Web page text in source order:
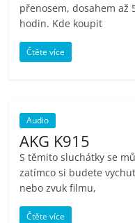
přenosem, dosahem až
hodin. Kde koupit
Čtěte více
Audio
AKG K915
S těmito sluchátky se
zatímco si budete
nebo zvuk filmu,
Čtěte více